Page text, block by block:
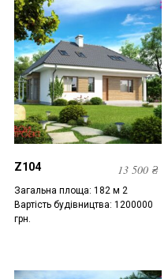
Z104 13 500₴
Загальна площа: 182 м 2
Вартість будівництва: 1200000
грн.